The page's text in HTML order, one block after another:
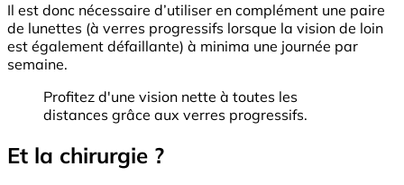
Il est donc nécessaire d’utiliser en complément une paire
de lunettes (à verres progressifs lorsque la vision de loin
est également défaillante) à minima une journée par
semaine.
Profitez d'une vision nette à toutes les
distances grâce aux verres progressifs.
Et la chirurgie ?